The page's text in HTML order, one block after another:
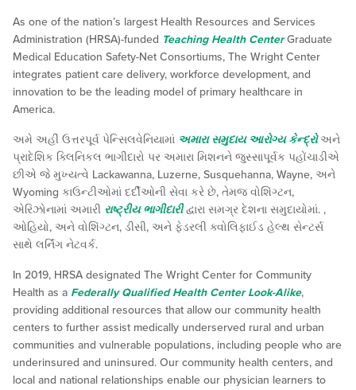
As one of the nation’s largest Health Resources and Services
Administration (HRSA)-funded Teaching Health Center Graduate
Medical Education Safety-Net Consortiums, The Wright Center
integrates patient care delivery, workforce development, and
innovation to be the leading model of primary healthcare in
America.
અમે અહીં ઉત્તરપૂર્વ પેન્સિલવેનિયામાં અમારા સમુદાય આરોગ્ય કેન્દ્રોઅને
પ્રાદેશિક ક્લિનિકલ ભાગીદારો પર અમારા મિશનને જુસ્સાપૂર્વક પહોંચાડીએ
છીએ જે મુખ્યત્વે Lackawanna, Luzerne, Susquehanna, Wayne, અને
Wyoming કાઉન્ટીઓમાં દર્દીઓની સેવા કરે છે, તેમજ વોશિંગ્ટન,
એરિઝોનામાં અમારી રાષ્ટ્રીય ભાગીદારીદ્વારા સમગ્ર દેશના સમુદાયોમાં. ,
ઓહિયો, અને વોશિંગ્ટન, ડીસી, અને ફેડરલી ક્વોલિફાઈડ હેલ્થ સેન્ટર્સ
સાથે લર્નિંગ નેટવર્ક.
In 2019, HRSA designated The Wright Center for Community
Health as a Federally Qualified Health Center Look-Alike,
providing additional resources that allow our community health
centers to further assist medically underserved rural and urban
communities and vulnerable populations, including people who are
underinsured and uninsured. Our community health centers, and
local and national relationships enable our physician learners to